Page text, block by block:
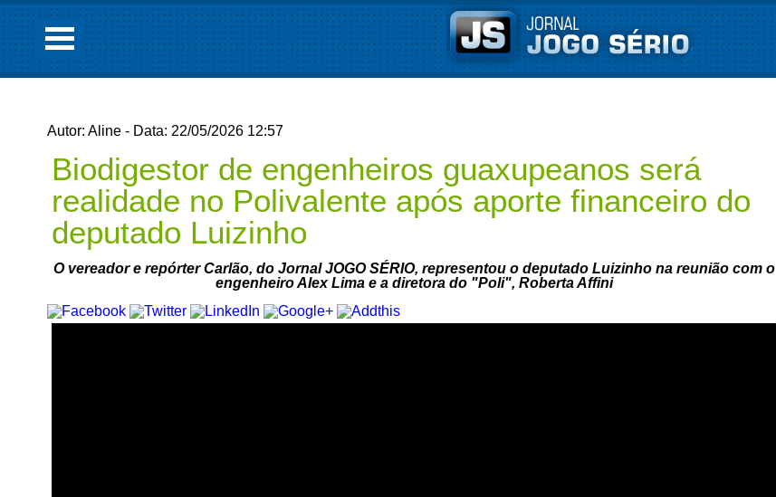
Autor: Aline - Data: 22/05/2026 12:57
Biodigestor de engenheiros guaxupeanos será
realidade no Polivalente após aporte financeiro do
deputado Luizinho
O vereador e repórter Carlão, do Jornal JOGO SÉRIO, representou o deputado Luizinho na reunião com o
engenheiro Alex Lima e a diretora do "Poli", Roberta Affini